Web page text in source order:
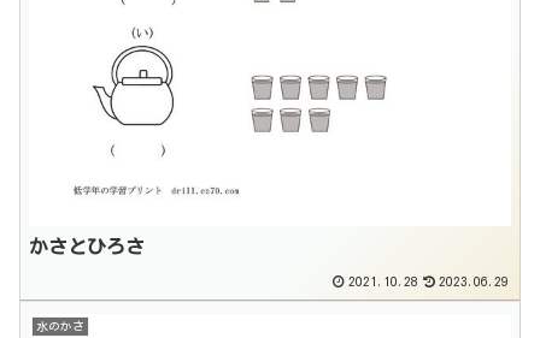
かさとひろさ
2021.10.28 2023.06.29
水のかさ